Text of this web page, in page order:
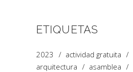
ETIQUETAS
2023
actividad gratuita
arquitectura
asamblea